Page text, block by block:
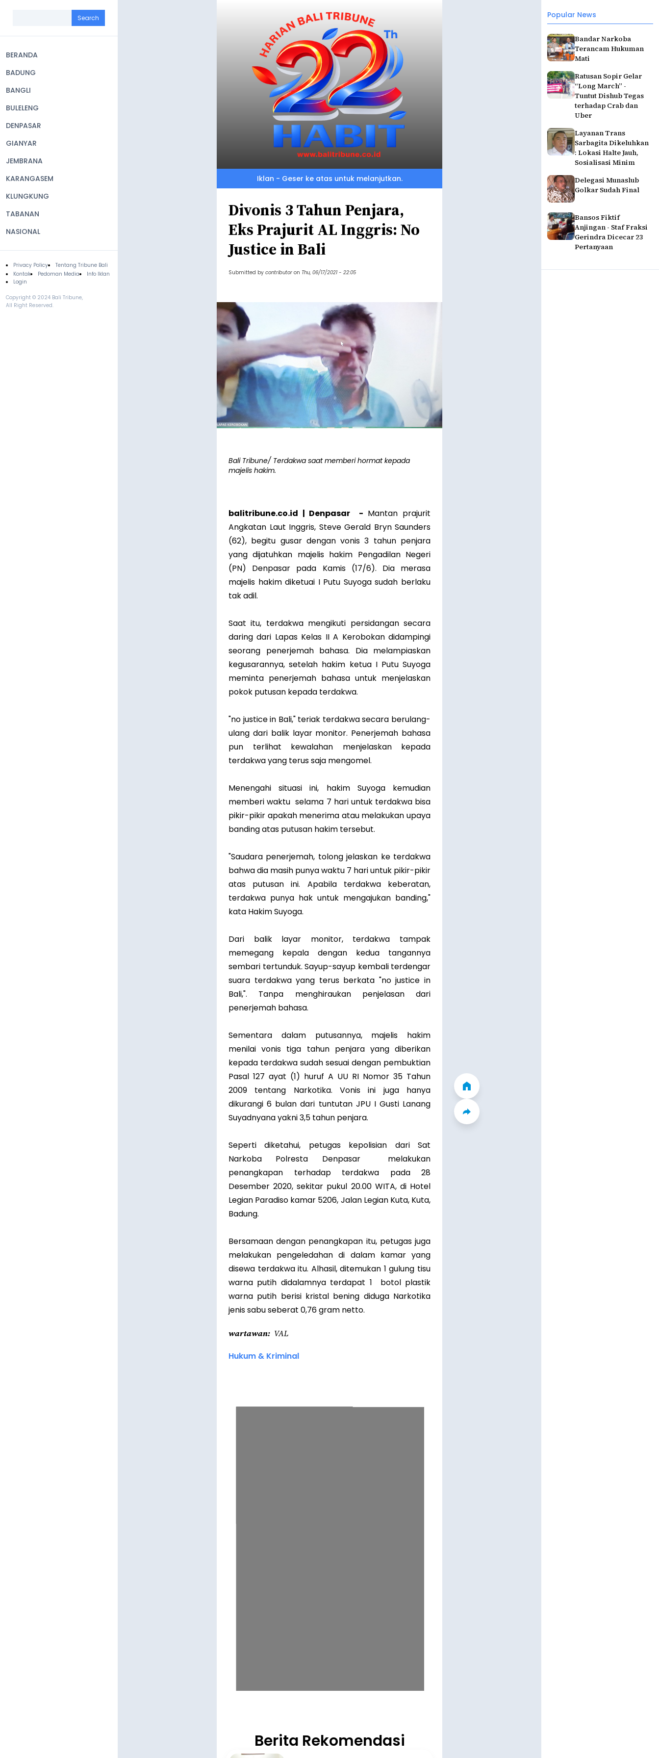
navigation
BERANDA
BADUNG
BANGLI
BULELENG
DENPASAR
GIANYAR
JEMBRANA
KARANGASEM
KLUNGKUNG
TABANAN
NASIONAL
Footer
Privacy Policy
Tentang Tribune Bali
Kontak
Pedoman Media
Info Iklan
Login
Copyright © 2024 Bali Tribune,
All Right Reserved.
Popular News
Bandar Narkoba
Terancam Hukuman
Mati
Ratusan Sopir Gelar
“Long March” -
Tuntut Dishub Tegas
terhadap Crab dan
Uber
Layanan Trans
Sarbagita Dikeluhkan
: Lokasi Halte Jauh,
Sosialisasi Minim
Delegasi Munaslub
Golkar Sudah Final
Bansos Fiktif
Anjingan - Staf Fraksi
Gerindra Dicecar 23
Pertanyaan
Iklan - Geser ke atas untuk melanjutkan.
Divonis 3 Tahun Penjara,
Eks Prajurit AL Inggris: No
Justice in Bali
Submitted by contributor on Thu, 06/17/2021 - 22:05
Bali Tribune/ Terdakwa saat memberi hormat kepada
majelis hakim.
balitribune.co.id | Denpasar - Mantan prajurit
Angkatan Laut Inggris, Steve Gerald Bryn Saunders
(62), begitu gusar dengan vonis 3 tahun penjara
yang dijatuhkan majelis hakim Pengadilan Negeri
(PN) Denpasar pada Kamis (17/6). Dia merasa
majelis hakim diketuai I Putu Suyoga sudah berlaku
tak adil.
Saat itu, terdakwa mengikuti persidangan secara
daring dari Lapas Kelas II A Kerobokan didampingi
seorang penerjemah bahasa. Dia melampiaskan
kegusarannya, setelah hakim ketua I Putu Suyoga
meminta penerjemah bahasa untuk menjelaskan
pokok putusan kepada terdakwa.
"no justice in Bali," teriak terdakwa secara berulang-
ulang dari balik layar monitor. Penerjemah bahasa
pun terlihat kewalahan menjelaskan kepada
terdakwa yang terus saja mengomel.
Menengahi situasi ini, hakim Suyoga kemudian
memberi waktu selama 7 hari untuk terdakwa bisa
pikir-pikir apakah menerima atau melakukan upaya
banding atas putusan hakim tersebut.
"Saudara penerjemah, tolong jelaskan ke terdakwa
bahwa dia masih punya waktu 7 hari untuk pikir-pikir
atas putusan ini. Apabila terdakwa keberatan,
terdakwa punya hak untuk mengajukan banding,"
kata Hakim Suyoga.
Dari balik layar monitor, terdakwa tampak
memegang kepala dengan kedua tangannya
sembari tertunduk. Sayup-sayup kembali terdengar
suara terdakwa yang terus berkata "no justice in
Bali,". Tanpa menghiraukan penjelasan dari
penerjemah bahasa.
Sementara dalam putusannya, majelis hakim
menilai vonis tiga tahun penjara yang diberikan
kepada terdakwa sudah sesuai dengan pembuktian
Pasal 127 ayat (1) huruf A UU RI Nomor 35 Tahun
2009 tentang Narkotika. Vonis ini juga hanya
dikurangi 6 bulan dari tuntutan JPU I Gusti Lanang
Suyadnyana yakni 3,5 tahun penjara.
Seperti diketahui, petugas kepolisian dari Sat
Narkoba Polresta Denpasar melakukan
penangkapan terhadap terdakwa pada 28
Desember 2020, sekitar pukul 20.00 WITA, di Hotel
Legian Paradiso kamar 5206, Jalan Legian Kuta, Kuta,
Badung.
Bersamaan dengan penangkapan itu, petugas juga
melakukan pengeledahan di dalam kamar yang
disewa terdakwa itu. Alhasil, ditemukan 1 gulung tisu
warna putih didalamnya terdapat 1 botol plastik
warna putih berisi kristal bening diduga Narkotika
jenis sabu seberat 0,76 gram netto.
wartawan VAL
Hukum & Kriminal
Berita Rekomendasi